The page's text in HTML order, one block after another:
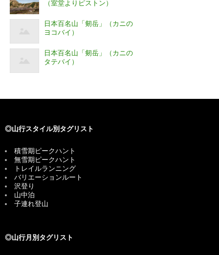
（室堂よりピストン）
日本百名山「剱岳」（カニの
ヨコバイ）
日本百名山「剱岳」（カニの
タテバイ）
◎山行スタイル別タグリスト
積雪期ピークハント
無雪期ピークハント
トレイルランニング
バリエーションルート
沢登り
山中泊
子連れ登山
◎山行月別タグリスト